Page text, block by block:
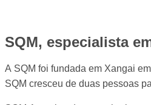
SQM, especialista
A SQM foi fundada em Xangai
SQM cresceu de duas pessoas